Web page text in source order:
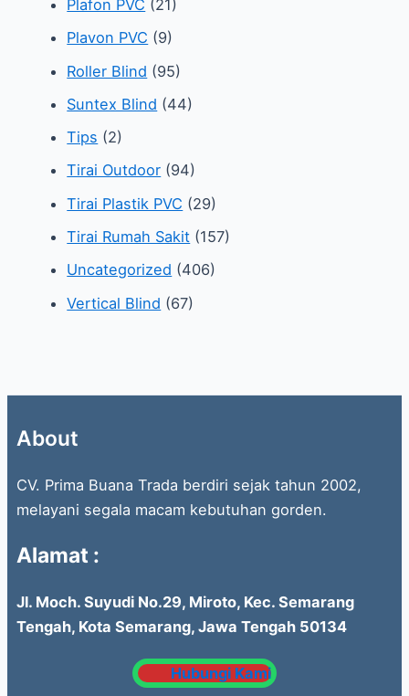
Plafon PVC (21)
Plavon PVC (9)
Roller Blind (95)
Suntex Blind (44)
Tips (2)
Tirai Outdoor (94)
Tirai Plastik PVC (29)
Tirai Rumah Sakit (157)
Uncategorized (406)
Vertical Blind (67)
About
CV. Prima Buana Trada berdiri sejak tahun 2002,
melayani segala macam kebutuhan gorden.
Alamat :
Jl. Moch. Suyudi No.29, Miroto, Kec. Semarang
Tengah, Kota Semarang, Jawa Tengah 50134
Hubungi Kami